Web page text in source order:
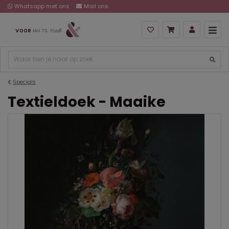
Whatsapp met ons Mail ons
Specials
Textieldoek - Maaike